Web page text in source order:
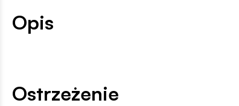
Opis
Ostrzeżenie